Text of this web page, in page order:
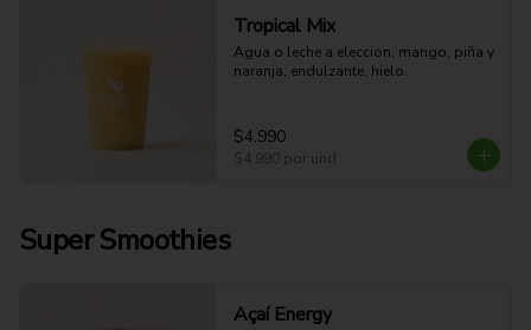
Tropical Mix
Agua o leche a eleccion, mango, piña y
naranja, endulzante, hielo.
$4.990
$4.990por und
Super Smoothies
Açaí Energy